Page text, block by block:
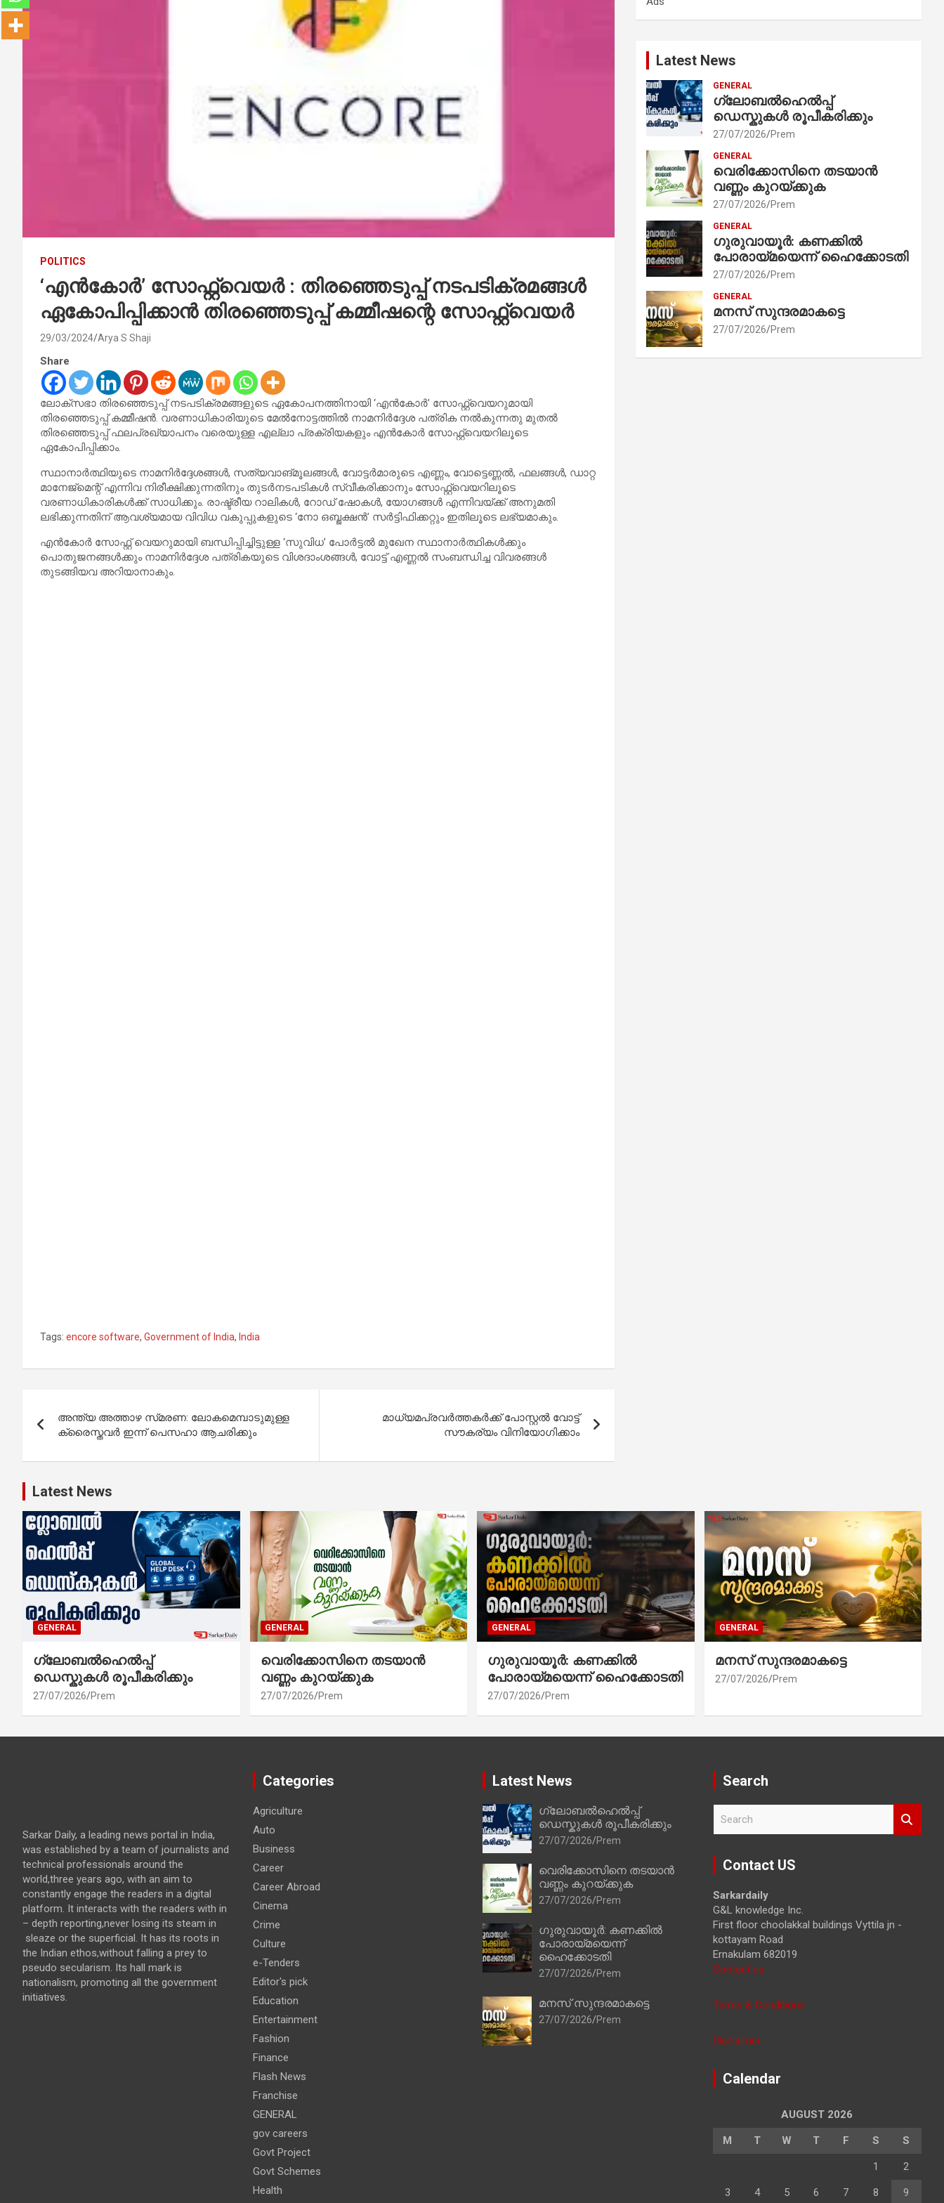
POLITICS
‘എന്‍കോര്‍’ സോഫ്റ്റ്‌വെയർ : തിരഞ്ഞെടുപ്പ് നടപടിക്രമങ്ങൾ
ഏകോപിപ്പിക്കാൻ തിരഞ്ഞെടുപ്പ് കമ്മീഷന്റെ സോഫ്റ്റ്‌വെയർ
29/03/2024 Arya S Shaji
Share
ലോക്സഭാ തിരഞ്ഞെടുപ്പ് നടപടിക്രമങ്ങളുടെ ഏകോപനത്തിനായി ‘എന്‍കോര്‍’ സോഫ്റ്റ്‌വെയറുമായി
തിരഞ്ഞെടുപ്പ് കമ്മീഷൻ. വരണാധികാരിയുടെ മേൽനോട്ടത്തിൽ നാമനിര്‍ദ്ദേശ പത്രിക നൽകുന്നതു മുതൽ
തിരഞ്ഞെടുപ്പ് ഫലപ്രഖ്യാപനം വരെയുള്ള എല്ലാ പ്രക്രിയകളും എന്‍കോർ സോഫ്റ്റ്‌വെയറിലൂടെ
ഏകോപിപ്പിക്കാം.
സ്ഥാനാര്‍ത്ഥിയുടെ നാമനിര്‍ദ്ദേശങ്ങള്‍, സത്യവാങ്മൂലങ്ങള്‍, വോട്ടര്‍മാരുടെ എണ്ണം, വോട്ടെണ്ണല്‍, ഫലങ്ങള്‍, ഡാറ്റ
മാനേജ്‌മെന്റ് എന്നിവ നിരീക്ഷിക്കുന്നതിനും തുടര്‍നടപടികള്‍ സ്വീകരിക്കാനും സോഫ്റ്റ്‌വെയറിലൂടെ
വരണാധികാരികൾക്ക് സാധിക്കും. രാഷ്ട്രീയ റാലികള്‍, റോഡ് ഷോകള്‍, യോഗങ്ങള്‍ എന്നിവയ്ക്ക് അനുമതി
ലഭിക്കുന്നതിന് ആവശ്യമായ വിവിധ വകുപ്പുകളുടെ ‘നോ ഒബ്ജക്ഷന്‍’ സര്‍ട്ടിഫിക്കറ്റും ഇതിലൂടെ ലഭ്യമാകും.
എൻകോർ സോഫ്റ്റ് വെയറുമായി ബന്ധിപ്പിച്ചിട്ടുള്ള ‘സുവിധ’ പോര്‍ട്ടല്‍ മുഖേന സ്ഥാനാര്‍ത്ഥികള്‍ക്കും
പൊതുജനങ്ങള്‍ക്കും നാമനിര്‍ദ്ദേശ പത്രികയുടെ വിശദാംശങ്ങള്‍, വോട്ട് എണ്ണല്‍ സംബന്ധിച്ച വിവരങ്ങള്‍
തുടങ്ങിയവ അറിയാനാകും.
Tags: encore software, Government of India, India
navigation
അന്ത്യ അത്താഴ സ്‌മരണ: ലോകമെമ്പാടുമുള്ള
ക്രൈസ്തവര്‍ ഇന്ന് പെസഹാ ആചരിക്കും
മാധ്യമപ്രവർത്തകർക്ക് പോസ്റ്റൽ വോട്ട്
സൗകര്യം വിനിയോഗിക്കാം
Latest News
GENERAL
ഗ്ലോബൽഹെൽപ്പ്
ഡെസ്കുകൾ രൂപീകരിക്കും
27/07/2026 Prem
GENERAL
വെരിക്കോസിനെ തടയാൻ
വണ്ണം കുറയ്ക്കുക
27/07/2026 Prem
GENERAL
ഗുരുവായൂർ: കണക്കിൽ
പോരായ്മയെന്ന് ഹൈക്കോടതി
27/07/2026 Prem
GENERAL
മനസ് സുന്ദരമാകട്ടെ
27/07/2026 Prem
Latest News
GENERAL
ഗ്ലോബൽഹെൽപ്പ്
ഡെസ്കുകൾ രൂപീകരിക്കും
27/07/2026 Prem
GENERAL
വെരിക്കോസിനെ തടയാൻ
വണ്ണം കുറയ്ക്കുക
27/07/2026 Prem
GENERAL
ഗുരുവായൂർ: കണക്കിൽ
പോരായ്മയെന്ന് ഹൈക്കോടതി
27/07/2026 Prem
GENERAL
മനസ് സുന്ദരമാകട്ടെ
27/07/2026 Prem
Sarkar Daily, a leading news portal in India,
was established by a team of journalists and
technical professionals around the
world,three years ago, with an aim to
constantly engage the readers in a digital
platform. It interacts with the readers with in
– depth reporting,never losing its steam in
sleaze or the superficial. It has its roots in
the Indian ethos,without falling a prey to
pseudo secularism. Its hall mark is
nationalism, promoting all the government
initiatives.
Categories
Agriculture
Auto
Business
Career
Career Abroad
Cinema
Crime
Culture
e-Tenders
Editor's pick
Education
Entertainment
Fashion
Finance
Flash News
Franchise
GENERAL
gov careers
Govt Project
Govt Schemes
Health
Latest News
ഗ്ലോബൽഹെൽപ്പ്
ഡെസ്കുകൾ രൂപീകരിക്കും
27/07/2026 Prem
വെരിക്കോസിനെ തടയാൻ
വണ്ണം കുറയ്ക്കുക
27/07/2026 Prem
ഗുരുവായൂർ: കണക്കിൽ
പോരായ്മയെന്ന്
ഹൈക്കോടതി
27/07/2026 Prem
മനസ് സുന്ദരമാകട്ടെ
27/07/2026 Prem
Search
r
Contact US
Sarkardaily
G&L knowledge Inc.
First floor choolakkal buildings Vyttila jn -
kottayam Road
Ernakulam 682019
Contact us
Terms & Conditions
Disclaimer
Calendar
AUGUST 2026
M T W T F S S
1 2
3 4 5 6 7 8 9